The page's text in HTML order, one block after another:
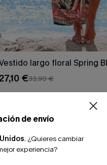
largo floral Spring
27,10 €33,90 €
de envío
. ¿Quieres cambiar
experiencia?
extra sin